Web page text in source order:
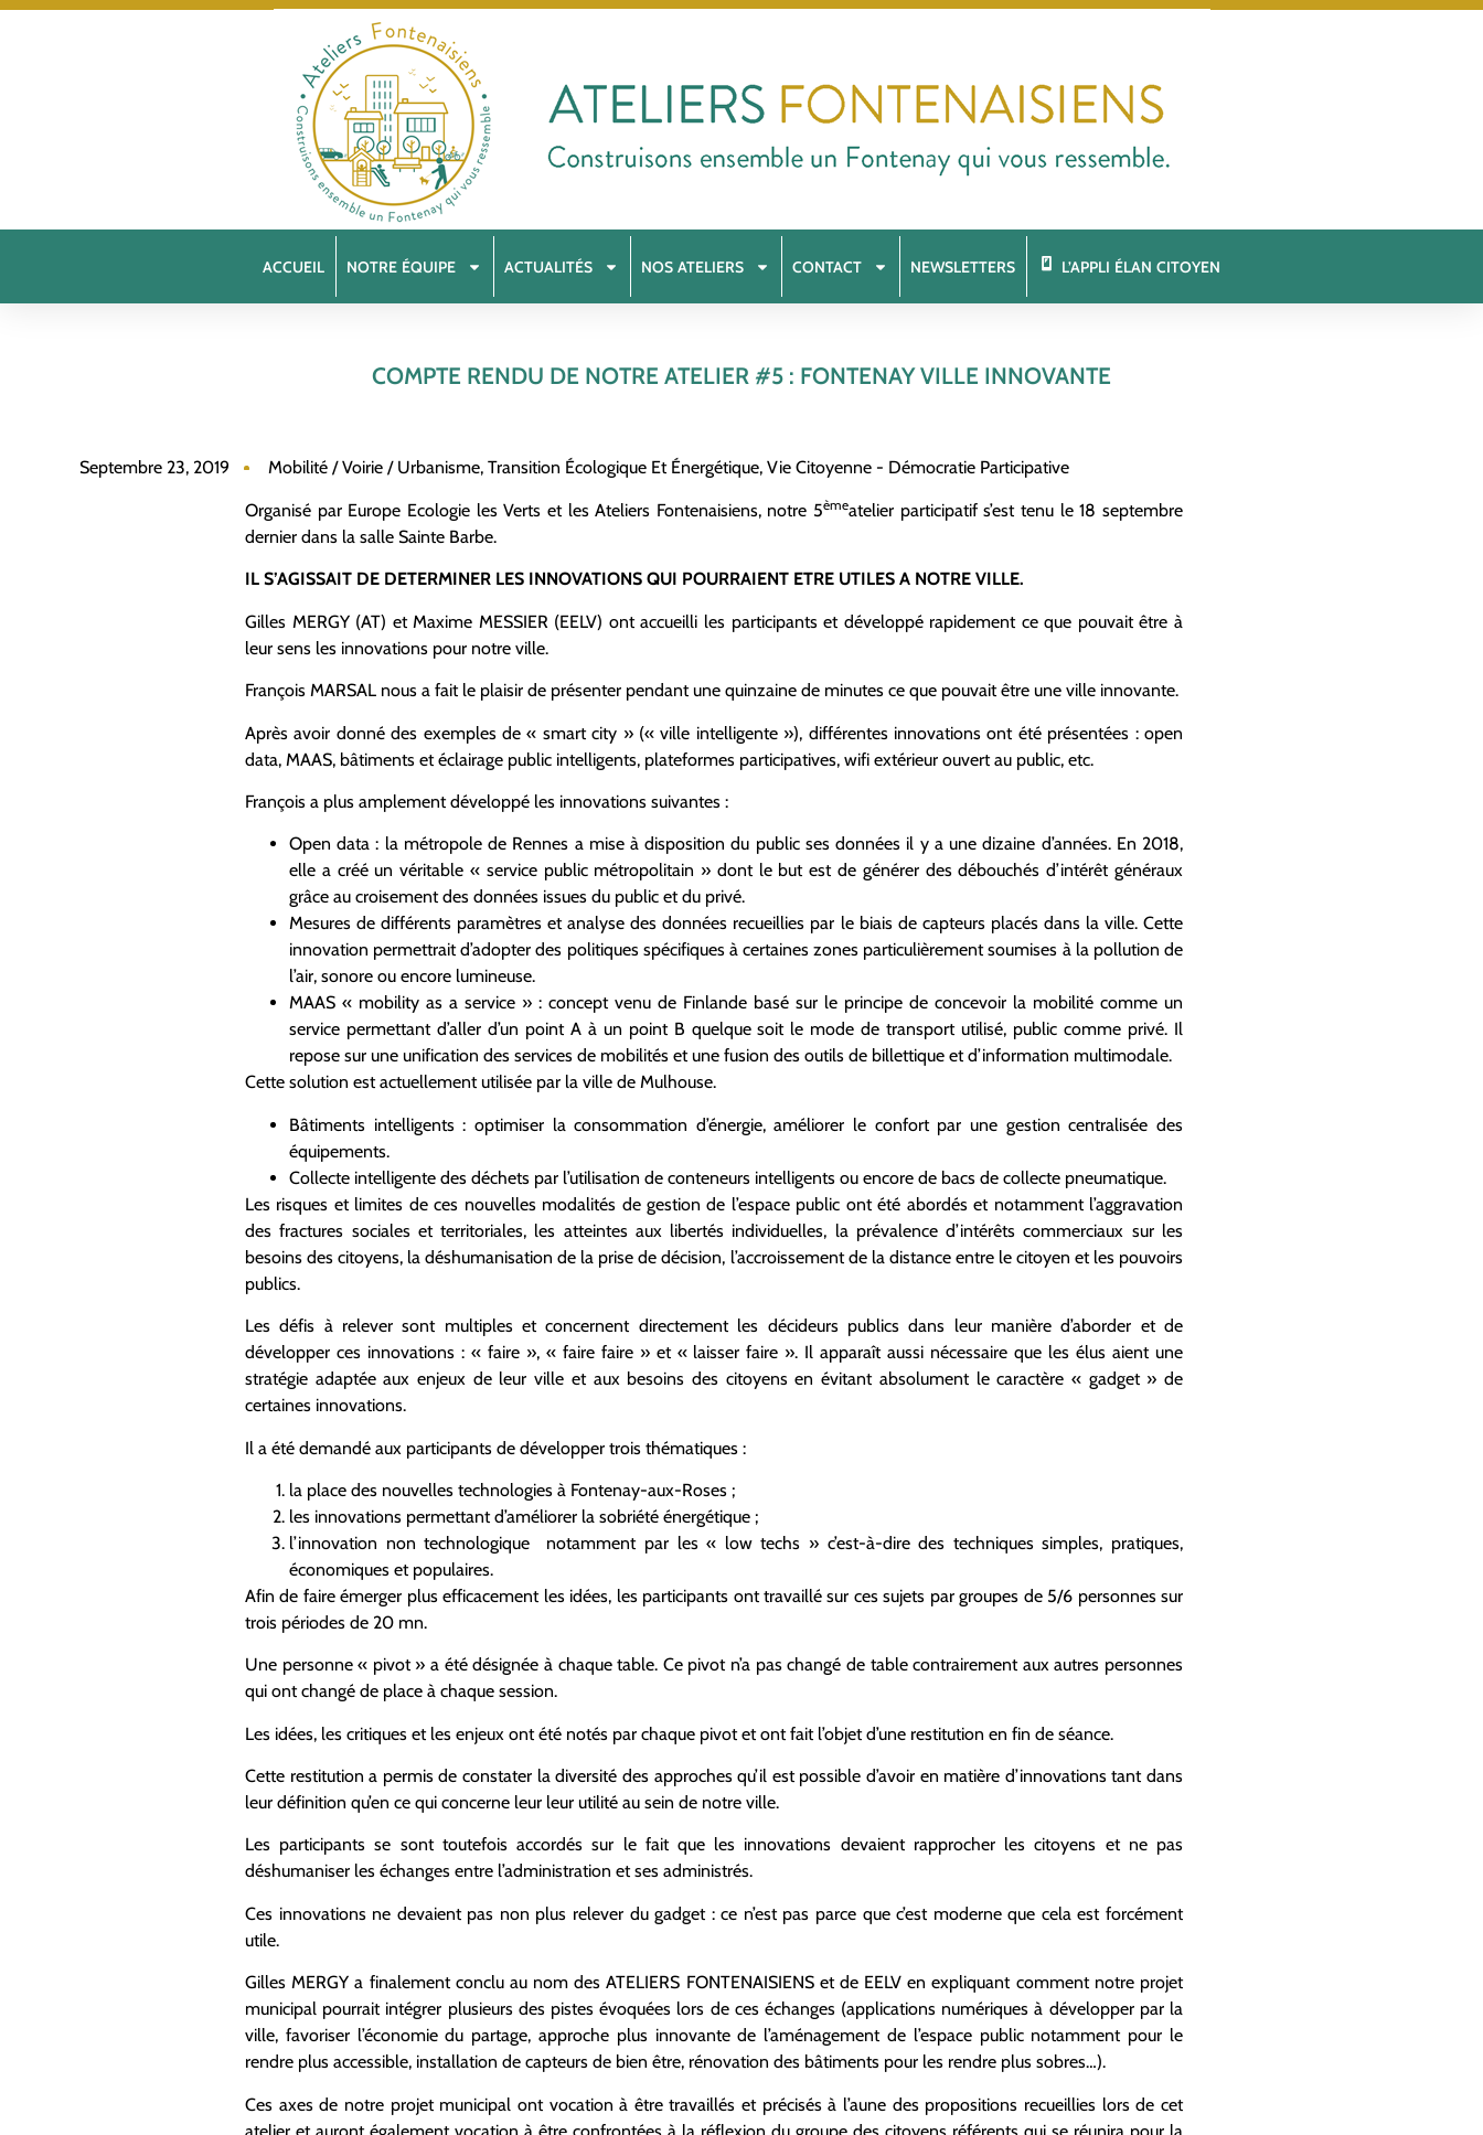
ACCUEIL NOTRE ÉQUIPE ACTUALITÉS NOS ATELIERS CONTACT NEWSLETTERS L’APPLI ÉLAN CITOYEN
COMPTE RENDU DE NOTRE ATELIER #5 : FONTENAY VILLE INNOVANTE
Septembre 23, 2019 Mobilité / Voirie / Urbanisme, Transition Écologique Et Énergétique, Vie Citoyenne - Démocratie Participative
Organisé par Europe Ecologie les Verts et les Ateliers Fontenaisiens, notre 5èmeatelier participatif s’est tenu le 18 septembre
dernier dans la salle Sainte Barbe.
IL S’AGISSAIT DE DETERMINER LES INNOVATIONS QUI POURRAIENT ETRE UTILES A NOTRE VILLE.
Gilles MERGY (AT) et Maxime MESSIER (EELV) ont accueilli les participants et développé rapidement ce que pouvait être à
leur sens les innovations pour notre ville.
François MARSAL nous a fait le plaisir de présenter pendant une quinzaine de minutes ce que pouvait être une ville innovante.
Après avoir donné des exemples de « smart city » (« ville intelligente »), différentes innovations ont été présentées : open
data, MAAS, bâtiments et éclairage public intelligents, plateformes participatives, wifi extérieur ouvert au public, etc.
François a plus amplement développé les innovations suivantes :
Open data : la métropole de Rennes a mise à disposition du public ses données il y a une dizaine d’années. En 2018,
elle a créé un véritable « service public métropolitain » dont le but est de générer des débouchés d’intérêt généraux
grâce au croisement des données issues du public et du privé.
Mesures de différents paramètres et analyse des données recueillies par le biais de capteurs placés dans la ville. Cette
innovation permettrait d’adopter des politiques spécifiques à certaines zones particulièrement soumises à la pollution de
l’air, sonore ou encore lumineuse.
MAAS « mobility as a service » : concept venu de Finlande basé sur le principe de concevoir la mobilité comme un
service permettant d’aller d’un point A à un point B quelque soit le mode de transport utilisé, public comme privé. Il
repose sur une unification des services de mobilités et une fusion des outils de billettique et d’information multimodale.
Cette solution est actuellement utilisée par la ville de Mulhouse.
Bâtiments intelligents : optimiser la consommation d’énergie, améliorer le confort par une gestion centralisée des
équipements.
Collecte intelligente des déchets par l’utilisation de conteneurs intelligents ou encore de bacs de collecte pneumatique.
Les risques et limites de ces nouvelles modalités de gestion de l’espace public ont été abordés et notamment l’aggravation
des fractures sociales et territoriales, les atteintes aux libertés individuelles, la prévalence d’intérêts commerciaux sur les
besoins des citoyens, la déshumanisation de la prise de décision, l’accroissement de la distance entre le citoyen et les pouvoirs
publics.
Les défis à relever sont multiples et concernent directement les décideurs publics dans leur manière d’aborder et de
développer ces innovations : « faire », « faire faire » et « laisser faire ». Il apparaît aussi nécessaire que les élus aient une
stratégie adaptée aux enjeux de leur ville et aux besoins des citoyens en évitant absolument le caractère « gadget » de
certaines innovations.
Il a été demandé aux participants de développer trois thématiques :
la place des nouvelles technologies à Fontenay-aux-Roses ;
les innovations permettant d’améliorer la sobriété énergétique ;
l’innovation non technologique notamment par les « low techs » c’est-à-dire des techniques simples, pratiques,
économiques et populaires.
Afin de faire émerger plus efficacement les idées, les participants ont travaillé sur ces sujets par groupes de 5/6 personnes sur
trois périodes de 20 mn.
Une personne « pivot » a été désignée à chaque table. Ce pivot n’a pas changé de table contrairement aux autres personnes
qui ont changé de place à chaque session.
Les idées, les critiques et les enjeux ont été notés par chaque pivot et ont fait l’objet d’une restitution en fin de séance.
Cette restitution a permis de constater la diversité des approches qu’il est possible d’avoir en matière d’innovations tant dans
leur définition qu’en ce qui concerne leur leur utilité au sein de notre ville.
Les participants se sont toutefois accordés sur le fait que les innovations devaient rapprocher les citoyens et ne pas
déshumaniser les échanges entre l’administration et ses administrés.
Ces innovations ne devaient pas non plus relever du gadget : ce n’est pas parce que c’est moderne que cela est forcément
utile.
Gilles MERGY a finalement conclu au nom des ATELIERS FONTENAISIENS et de EELV en expliquant comment notre projet
municipal pourrait intégrer plusieurs des pistes évoquées lors de ces échanges (applications numériques à développer par la
ville, favoriser l’économie du partage, approche plus innovante de l’aménagement de l’espace public notamment pour le
rendre plus accessible, installation de capteurs de bien être, rénovation des bâtiments pour les rendre plus sobres…).
Ces axes de notre projet municipal ont vocation à être travaillés et précisés à l’aune des propositions recueillies lors de cet
atelier et auront également vocation à être confrontées à la réflexion du groupe des citoyens référents qui se réunira pour la